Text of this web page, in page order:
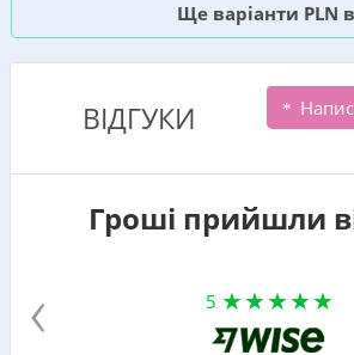
Ще варіанти PLN
ВІДГУКИ
Гроші прийшли
5
‹